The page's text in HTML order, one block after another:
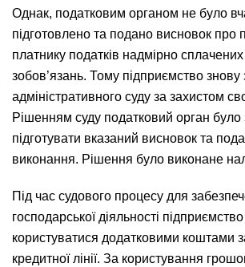
Однак, податковим органом не було
підготовлено та подано висновок про
платнику податків надмірно
зобов’язань. Тому підприємство
адміністративного суду за захистом
Рішенням суду податковий орган було
підготувати вказаний висновок та
виконання. Рішення було виконане
Під час судового процесу для
господарської діяльності
користуватися додатковими коштами
кредитної лінії. За користування